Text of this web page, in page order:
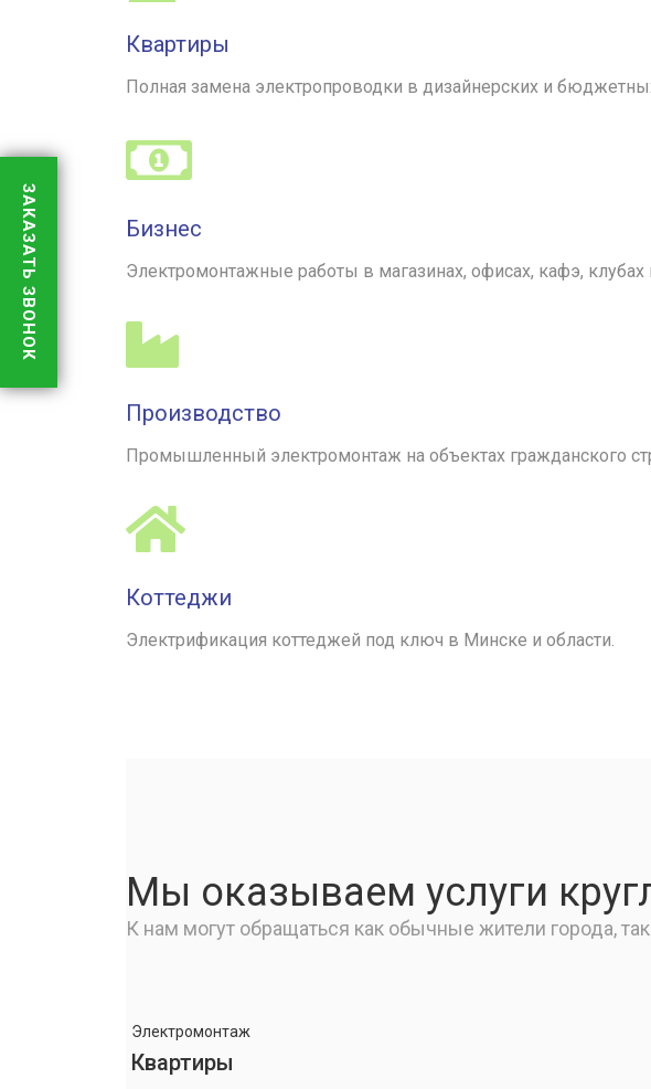
Квартиры
Полная замена электропроводки в дизайнерских и
Бизнес
Электромонтажные работы в магазинах, офисах, кафэ, клубах
Производство
Промышленный электромонтаж на объектах гражданского
Коттеджи
Электрификация коттеджей под ключ в Минске и области.
Мы оказываем услуги
К нам могут обращаться как обычные жители города,
Электромонтаж
Квартиры
ЗАКАЗАТЬ ЗВОНОК